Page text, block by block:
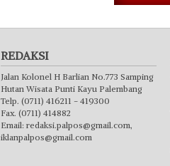
REDAKSI
Jalan Kolonel H Barlian No.773 Samping
Hutan Wisata Punti Kayu Palembang
Telp. (0711) 416211 - 419300
Fax. (0711) 414882
Email: redaksi.palpos@gmail.com,
iklanpalpos@gmail.com